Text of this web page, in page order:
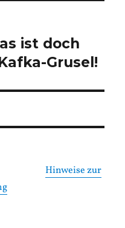
ist doch
Grusel!
Hinweise zur